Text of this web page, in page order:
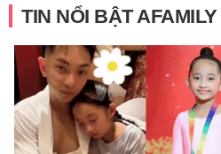
TIN NỔI BẬT AFAMILY